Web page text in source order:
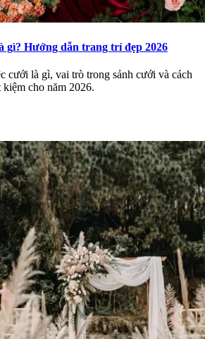
gì? Hướng dẫn trang trí đẹp 2026
cưới là gì, vai trò trong sảnh cưới và cách
cho năm 2026.